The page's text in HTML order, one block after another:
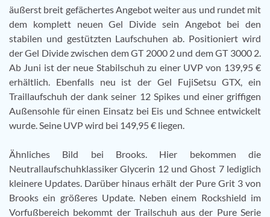
äußerst breit gefächertes Angebot weiter aus und rundet mit
dem komplett neuen Gel Divide sein Angebot bei den
stabilen und gestützten Laufschuhen ab. Positioniert wird
der Gel Divide zwischen dem GT 2000 2 und dem GT 3000 2.
Ab Juni ist der neue Stabilschuh zu einer UVP von 139,95 €
erhältlich. Ebenfalls neu ist der Gel FujiSetsu GTX, ein
Traillaufschuh der dank seiner 12 Spikes und einer griffigen
Außensohle für einen Einsatz bei Eis und Schnee entwickelt
wurde. Seine UVP wird bei 149,95 € liegen.
Ähnliches Bild bei Brooks. Hier bekommen die
Neutrallaufschuhklassiker Glycerin 12 und Ghost 7 lediglich
kleinere Updates. Darüber hinaus erhält der Pure Grit 3 von
Brooks ein größeres Update. Neben einem Rockshield im
Vorfußbereich bekommt der Trailschuh aus der Pure Serie